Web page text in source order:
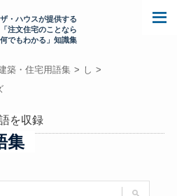
ザ・ハウスが提供する
「注文住宅のことなら
何でもわかる」知識集
築・住宅用語集
し
を収録
集